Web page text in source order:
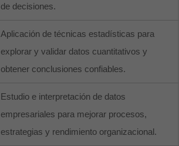
de decisiones.
Aplicación de técnicas estadísticas para
explorar y validar datos cuantitativos y
obtener conclusiones confiables.
Estudio e interpretación de datos
empresariales para mejorar procesos,
estrategias y rendimiento organizacional.